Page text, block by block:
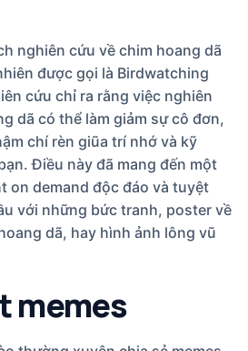
nghiên cứu về chim hoang dã
được gọi là Birdwatching
cứu chỉ ra rằng việc nghiên
dã có thể làm giảm sự cô đơn,
chí rèn giũa trí nhớ và kỹ
Điều này đã mang đến một
on demand độc đáo và tuyệt
với những bức tranh, poster về
dã, hay hình ảnh lông vũ
memes